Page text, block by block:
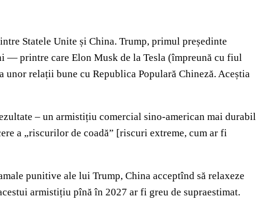
Statele Unite și China. Trump, primul președinte
— printre care Elon Musk de la Tesla (împreună cu fiul
relații bune cu Republica Populară Chineză. Aceștia
– un armistițiu comercial sino-american mai durabil
a „riscurilor de coadă” [riscuri extreme, cum ar fi
punitive ale lui Trump, China acceptînd să relaxeze
armistițiu pînă în 2027 ar fi greu de supraestimat.